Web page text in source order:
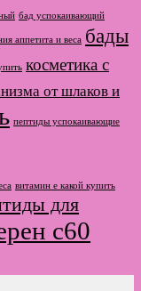
бад успокаивающий
аппетита и веса бады
косметика с
от шлаков и
пептиды успокаивающие
витамин е какой купить
для
с60